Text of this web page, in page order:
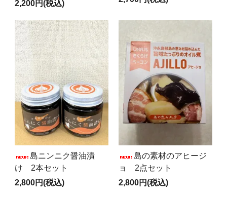
2,200円(税込)
島ニンニク醤油漬
け 2本セット
2,800円(税込)
島の素材のアヒージ
ョ 2点セット
2,800円(税込)